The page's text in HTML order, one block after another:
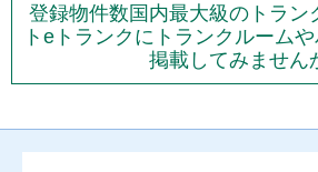
登録物件数国内最大級のトラン
トeトランクにトランクルーム
掲載してみません